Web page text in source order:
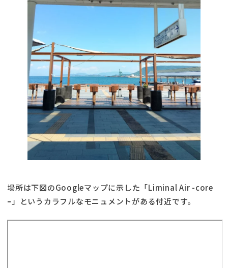
場所は下図のGoogleマップに示した「Liminal Air -core
ｰ」というカラフルなモニュメントがある付近です。